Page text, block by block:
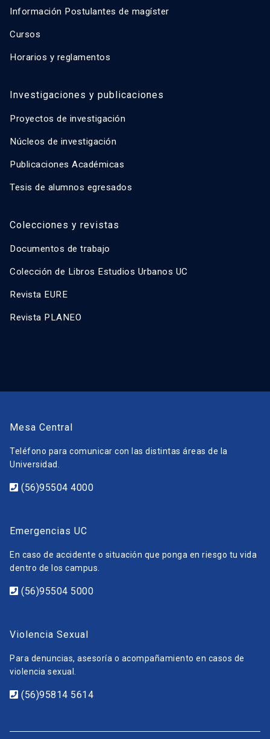
Información Postulantes de magíster
Cursos
Horarios y reglamentos
Investigaciones y publicaciones
Proyectos de investigación
Núcleos de investigación
Publicaciones Académicas
Tesis de alumnos egresados
Colecciones y revistas
Documentos de trabajo
Colección de Libros Estudios Urbanos UC
Revista EURE
Revista PLANEO
Mesa Central
Teléfono para comunicar con las distintas áreas de la
Universidad.
(56)95504 4000
Emergencias UC
En caso de accidente o situación que ponga en riesgo tu vida
dentro de los campus.
(56)95504 5000
Violencia Sexual
Para denuncias, asesoría o acompañamiento en casos de
violencia sexual.
(56)95814 5614